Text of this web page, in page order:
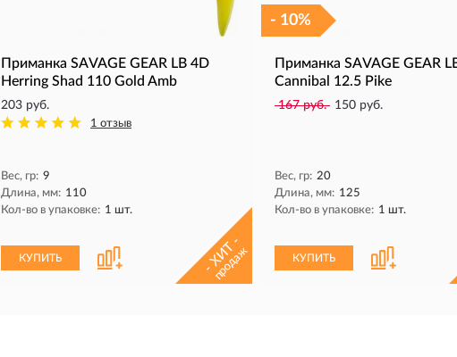
Приманка SAVAGE GEAR LB 4D
Herring Shad 110 Gold Amb
203 руб.
1 отзыв
Вес, гр: 9
Длина, мм: 110
Кол-во в упаковке: 1 шт.
КУПИТЬ - ХИТ -
продаж
- 10%
Приманка SAVAGE GEAR
Cannibal 12.5 Pike
167 руб. 150 руб.
Вес, гр: 20
Длина, мм: 125
Кол-во в упаковке: 1 шт.
КУПИТЬ